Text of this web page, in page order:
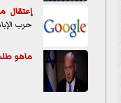
حرب
ماهو